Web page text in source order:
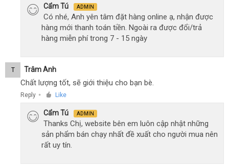
Cẩm Tú ADMIN
Có nhé, Anh yên tâm đặt hàng online ạ, nhận được
hàng mới thanh toán tiền. Ngoài ra được đổi/trả
hàng miễn phí trong 7 - 15 ngày
T Trâm Anh
Chất lượng tốt, sẽ giới thiệu cho bạn bè.
Reply ● Like
Cẩm Tú ADMIN
Thanks Chị, website bên em luôn cập nhật những
sản phẩm bán chạy nhất đề xuất cho người mua nên
rất uy tín.